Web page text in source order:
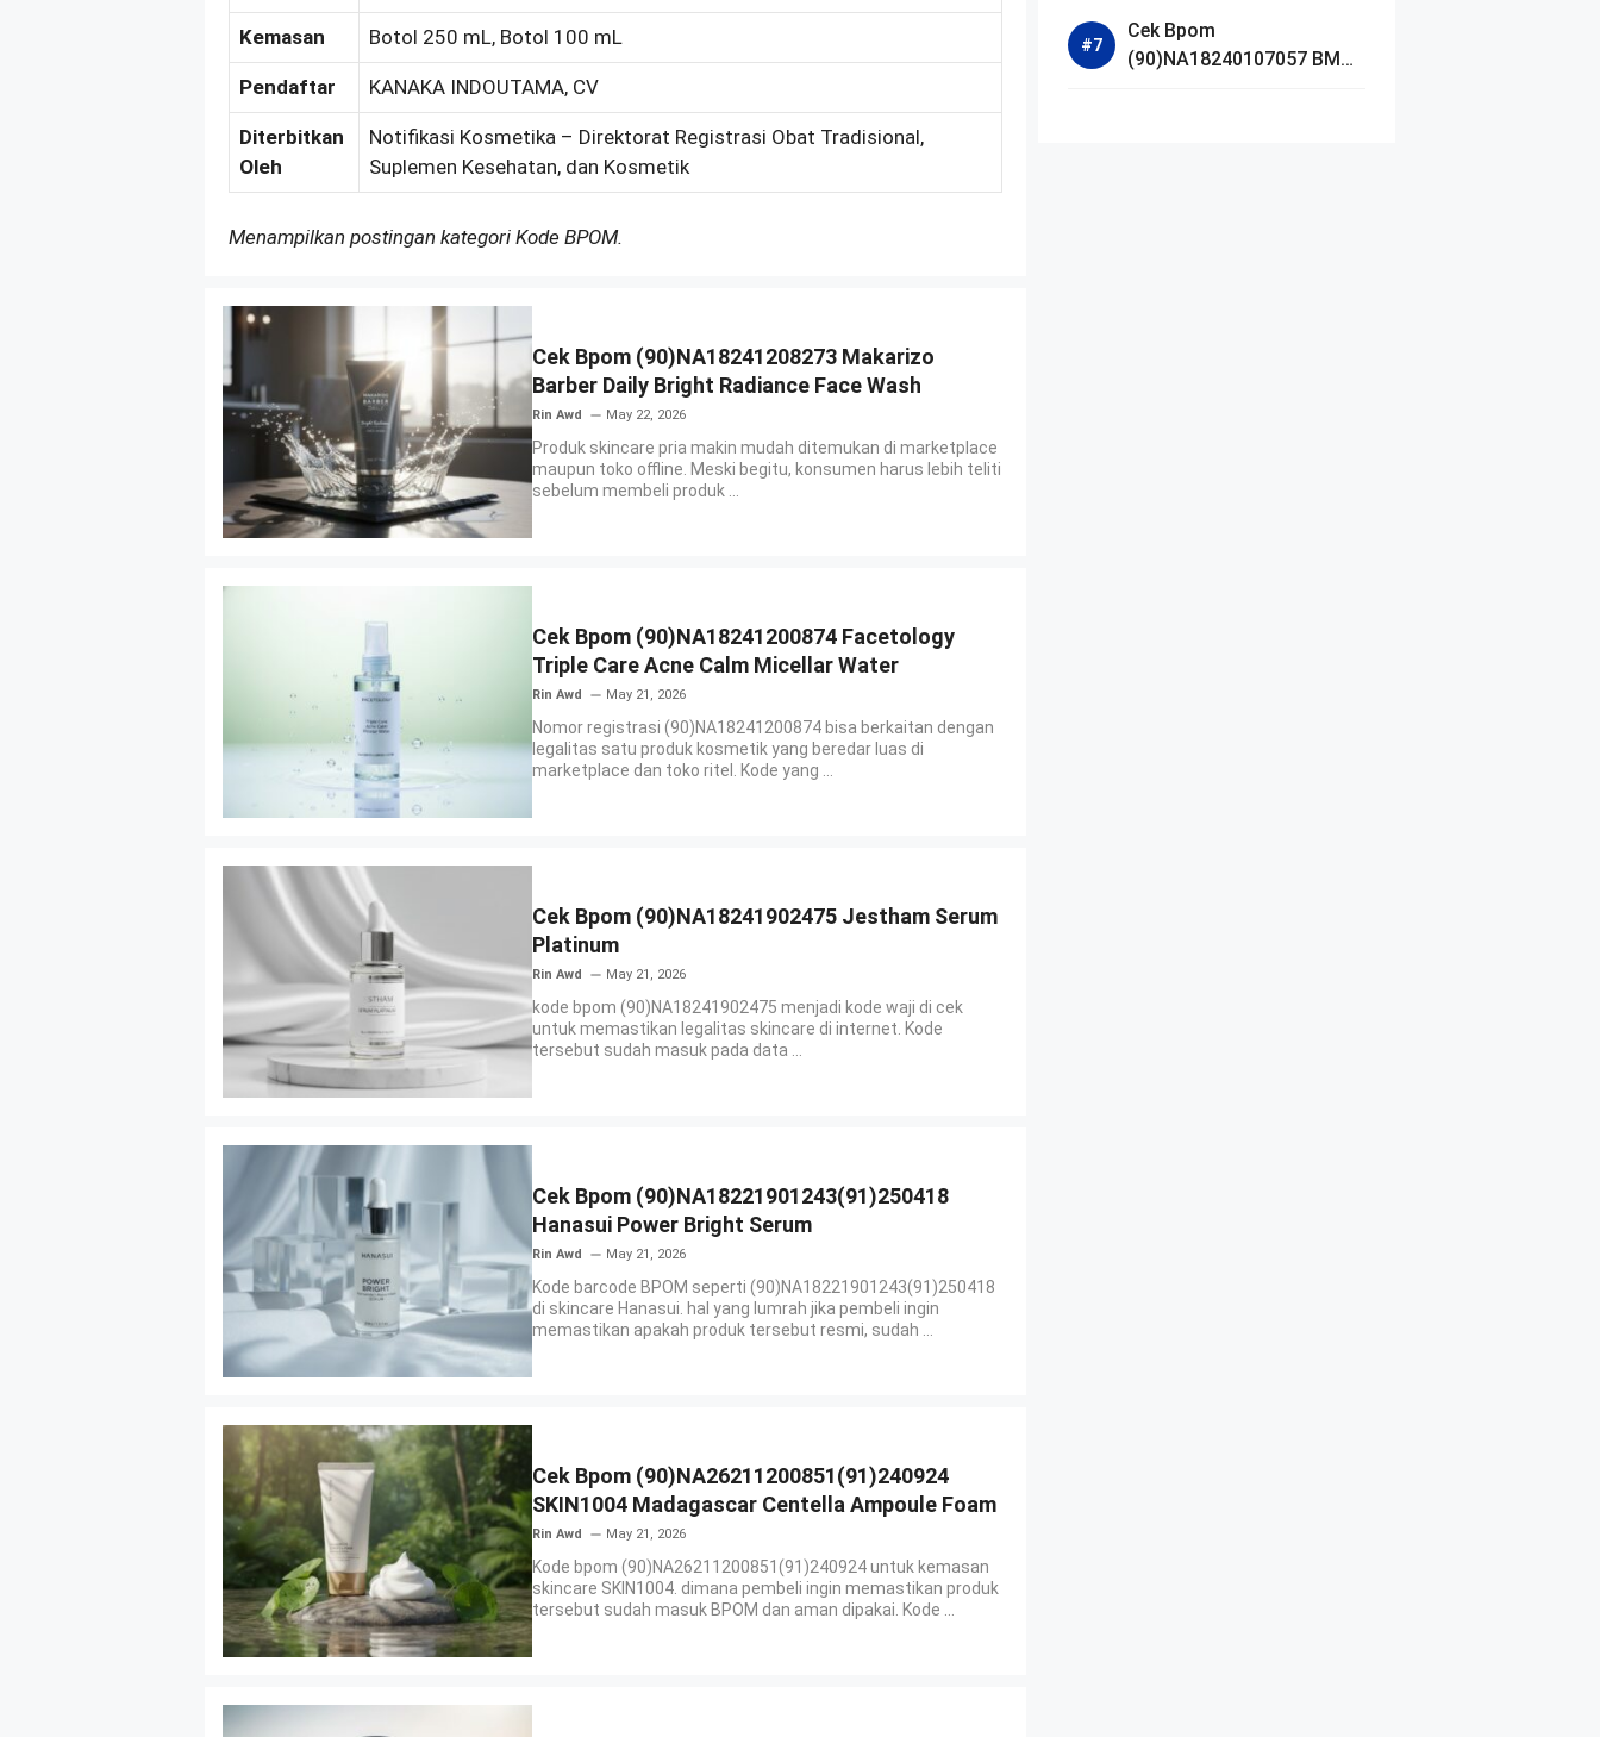
Kemasan Botol 250 mL, Botol 100 mL
Pendaftar KANAKA INDOUTAMA, CV
Diterbitkan
Oleh
Notifikasi Kosmetika – Direktorat Registrasi Obat Tradisional,
Suplemen Kesehatan, dan Kosmetik
Menampilkan postingan kategori Kode BPOM.
Cek Bpom (90)NA18241208273 Makarizo
Barber Daily Bright Radiance Face Wash
Rin Awd May 22, 2026
Produk skincare pria makin mudah ditemukan di marketplace
maupun toko offline. Meski begitu, konsumen harus lebih teliti
sebelum membeli produk ...
Cek Bpom (90)NA18241200874 Facetology
Triple Care Acne Calm Micellar Water
Rin Awd May 21, 2026
Nomor registrasi (90)NA18241200874 bisa berkaitan dengan
legalitas satu produk kosmetik yang beredar luas di
marketplace dan toko ritel. Kode yang ...
Cek Bpom (90)NA18241902475 Jestham Serum
Platinum
Rin Awd May 21, 2026
kode bpom (90)NA18241902475 menjadi kode waji di cek
untuk memastikan legalitas skincare di internet. Kode
tersebut sudah masuk pada data ...
Cek Bpom (90)NA18221901243(91)250418
Hanasui Power Bright Serum
Rin Awd May 21, 2026
Kode barcode BPOM seperti (90)NA18221901243(91)250418
di skincare Hanasui. hal yang lumrah jika pembeli ingin
memastikan apakah produk tersebut resmi, sudah ...
Cek Bpom (90)NA26211200851(91)240924
SKIN1004 Madagascar Centella Ampoule Foam
Rin Awd May 21, 2026
Kode bpom (90)NA26211200851(91)240924 untuk kemasan
skincare SKIN1004. dimana pembeli ingin memastikan produk
tersebut sudah masuk BPOM dan aman dipakai. Kode ...
De Parfum
Cek Bpom
(90)NA18240107057 BMG